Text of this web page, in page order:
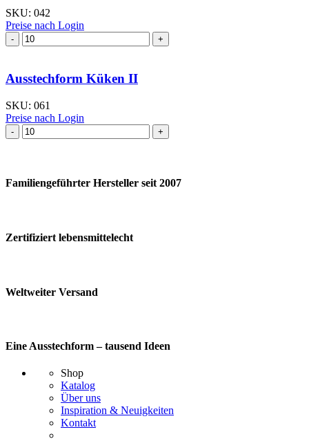
SKU: 042
Preise nach Login
Ausstechform Küken
I
Ausstechform Küken II
SKU: 061
Preise nach Login
Ausstechform Küken
II
Familiengeführter Hersteller seit 2007
Zertifiziert lebensmittelecht
Weltweiter Versand
Eine Ausstechform – tausend Ideen
Shop
Katalog
Über uns
Inspiration & Neuigkeiten
Kontakt